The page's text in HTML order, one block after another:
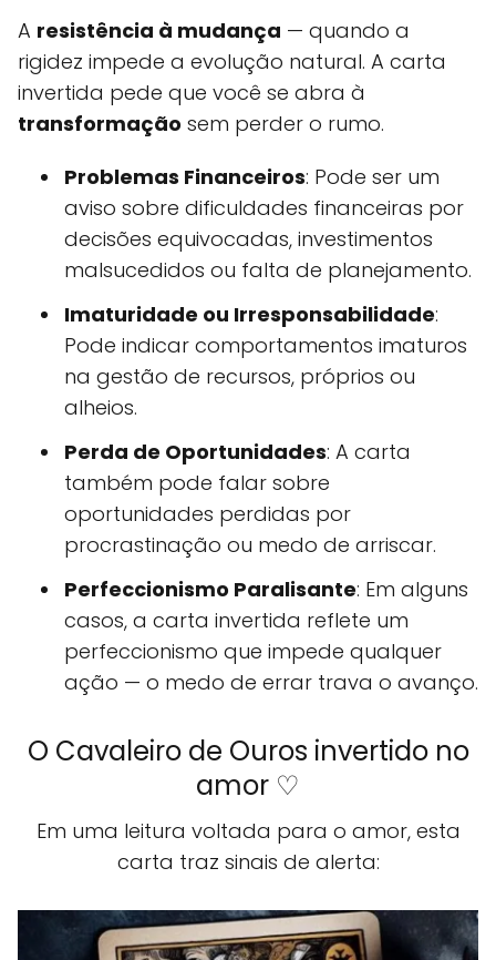
A resistência à mudança — quando a
rigidez impede a evolução natural. A carta
invertida pede que você se abra à
transformação sem perder o rumo.
Problemas Financeiros: Pode ser um
aviso sobre dificuldades financeiras por
decisões equivocadas, investimentos
malsucedidos ou falta de planejamento.
Imaturidade ou Irresponsabilidade:
Pode indicar comportamentos imaturos
na gestão de recursos, próprios ou
alheios.
Perda de Oportunidades: A carta
também pode falar sobre
oportunidades perdidas por
procrastinação ou medo de arriscar.
Perfeccionismo Paralisante: Em alguns
casos, a carta invertida reflete um
perfeccionismo que impede qualquer
ação — o medo de errar trava o avanço.
O Cavaleiro de Ouros invertido no
amor ♡
Em uma leitura voltada para o amor, esta
carta traz sinais de alerta: